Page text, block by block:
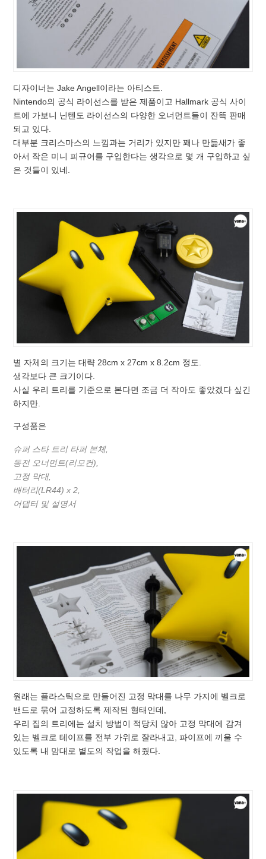
디자이너는 Jake Angell이라는 아티스트.
Nintendo의 공식 라이선스를 받은 제품이고 Hallmark 공식 사이
트에 가보니 닌텐도 라이선스의 다양한 오너먼트들이 잔뜩 판매
되고 있다.
대부분 크리스마스의 느낌과는 거리가 있지만 꽤나 만듦새가 좋
아서 작은 미니 피규어를 구입한다는 생각으로 몇 개 구입하고 싶
은 것들이 있네.
별 자체의 크기는 대략 28cm x 27cm x 8.2cm 정도.
생각보다 큰 크기이다.
사실 우리 트리를 기준으로 본다면 조금 더 작아도 좋았겠다 싶긴
하지만.
구성품은
슈퍼 스타 트리 타퍼 본체,
동전 오너먼트(리모컨),
고정 막대,
배터리(LR44) x 2,
어댑터 및 설명서
원래는 플라스틱으로 만들어진 고정 막대를 나무 가지에 벨크로
밴드로 묶어 고정하도록 제작된 형태인데,
우리 집의 트리에는 설치 방법이 적당치 않아 고정 막대에 감겨
있는 벨크로 테이프를 전부 가위로 잘라내고, 파이프에 끼울 수
있도록 내 맘대로 별도의 작업을 해줬다.